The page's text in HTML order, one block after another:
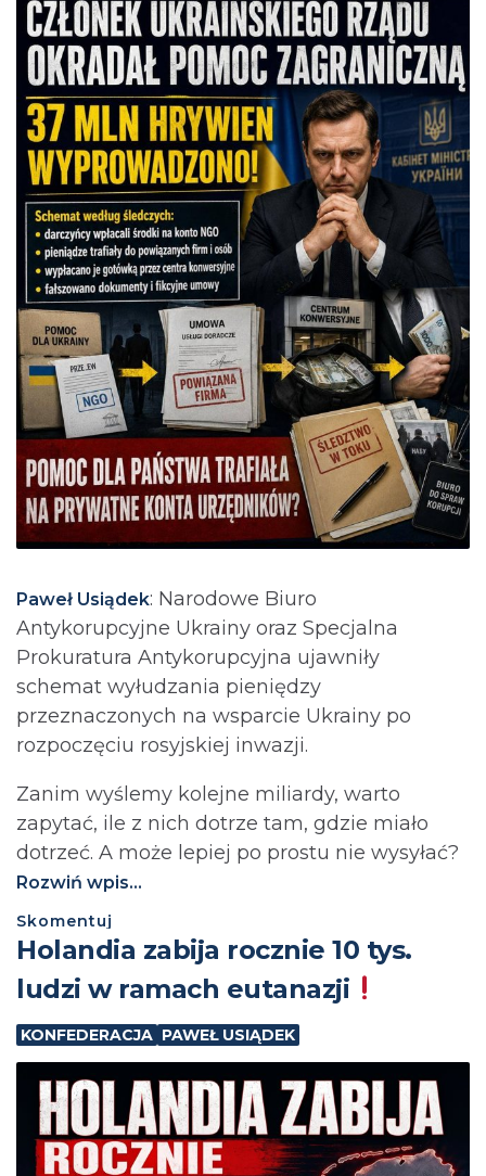
Paweł Usiądek: Narodowe Biuro
Antykorupcyjne Ukrainy oraz Specjalna
Prokuratura Antykorupcyjna ujawniły
schemat wyłudzania pieniędzy
przeznaczonych na wsparcie Ukrainy po
rozpoczęciu rosyjskiej inwazji.
Zanim wyślemy kolejne miliardy, warto
zapytać, ile z nich dotrze tam, gdzie miało
dotrzeć. A może lepiej po prostu nie wysyłać?⁩
Rozwiń wpis...
Skomentuj
Holandia zabija rocznie 10 tys.
ludzi w ramach eutanazji
KONFEDERACJA PAWEŁ USIĄDEK